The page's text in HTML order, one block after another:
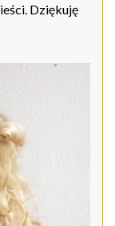
Dziękuję